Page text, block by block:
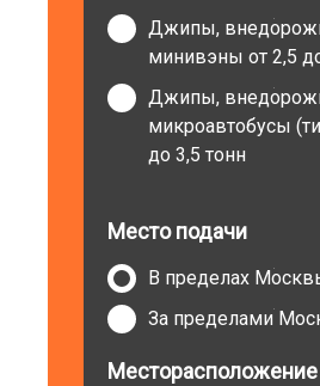
Джипы,
минивэны от 2,5
Джипы,
микроавтобусы
до 3,5 тонн
Место подачи
В пределах
За пределами
Месторасположение